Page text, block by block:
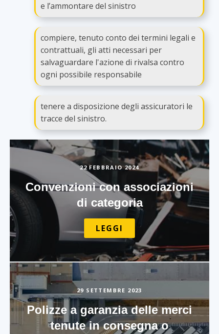
e l’ammontare del sinistro
compiere, tenuto conto dei termini legali e
contrattuali, gli atti necessari per
salvaguardare l'azione di rivalsa contro
ogni possibile responsabile
tenere a disposizione degli assicuratori le
tracce del sinistro.
22 FEBBRAIO 2024
Convenzioni con associazioni
di categoria
LEGGI
29 SETTEMBRE 2023
Polizze a garanzia delle merci
tenute in consegna o